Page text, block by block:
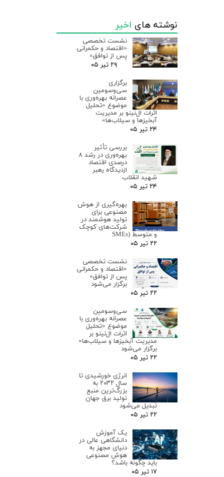
نوشته های اخیر
نشست تخصصی
«اقتصاد و حکمرانی
پس از توافق»
۲۹ تیر ۰۵
برگزاری
سی‌وسومین
عصرانه بهره‌وری با
موضوع «تحلیل
اثرات ال‌نینو بر مدیریت
آبخیزها و سیلاب‌ها»
۲۴ تیر ۰۵
بررسی تأثیر
بهره‌وری در رشد ۸
درصدی اقتصاد
ازدیدگاه رهبر
شهید انقلاب
۲۴ تیر ۰۵
بهره‌گیری از هوش
مصنوعی برای
تولید هوشمند در
شرکت‌های کوچک
و متوسط (SMEs
۲۲ تیر ۰۵
نشست تخصصی
«اقتصاد و حکمرانی
پس از توافق»
برگزار می‌شود
۲۲ تیر ۰۵
سی‌وسومین
عصرانه بهره‌وری با
موضوع «تحلیل
اثرات ال‌نینو بر
مدیریت آبخیزها و سیلاب‌ها»
برگزار می‌شود
۲۲ تیر ۰۵
انرژی خورشیدی تا
سال ۲۰۳۲ به
بزرگ‌ترین منبع
تولید برق جهان
تبدیل می‌شود
۲۲ تیر ۰۵
یک آموزش
دانشگاهی عالی در
دنیای مجهز به
هوش مصنوعی
باید چگونه باشد؟
۱۷ تیر ۰۵